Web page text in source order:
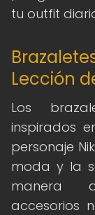
tu outfit
Lección
Los
inspirados
personaje
moda y la
manera
accesorios